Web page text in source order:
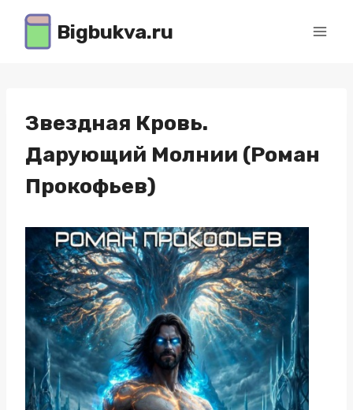
Перейти
содержимому
Bigbukva.ru
Звездная Кровь.
Дарующий Молнии (Роман
Прокофьев)